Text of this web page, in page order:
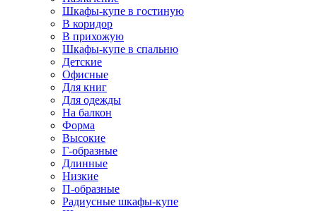
Шкафы-купе в гостиную
В коридор
В прихожую
Шкафы-купе в спальню
Детские
Офисные
Для книг
Для одежды
На балкон
Форма
Высокие
Г-образные
Длинные
Низкие
П-образные
Радиусные шкафы-купе